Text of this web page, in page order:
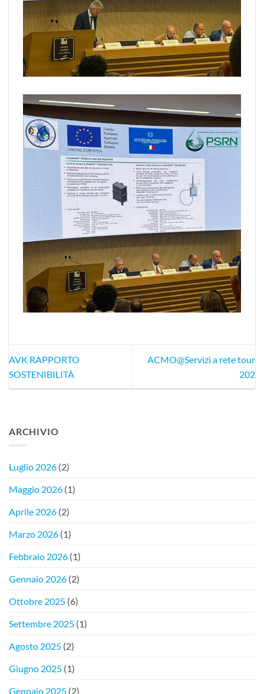
AVK RAPPORTO
SOSTENIBILITÀ
ACMO@Servizi a rete tour
202
ARCHIVIO
Luglio 2026 (2)
Maggio 2026 (1)
Aprile 2026 (2)
Marzo 2026 (1)
Febbraio 2026 (1)
Gennaio 2026 (2)
Ottobre 2025 (6)
Settembre 2025 (1)
Agosto 2025 (2)
Giugno 2025 (1)
Gennaio 2025 (2)